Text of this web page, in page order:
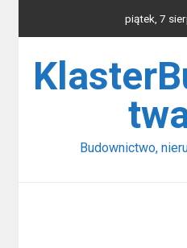
piątek, 7
Budownictwo,